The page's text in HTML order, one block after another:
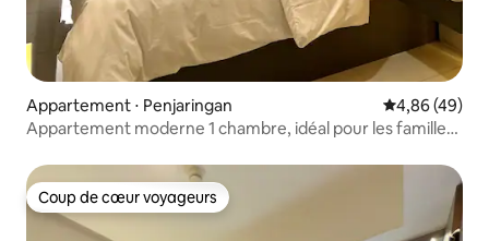
Appartement ⋅ Penjaringan Évaluation
4,86 (49)
Appartement moderne 1 chambre, idéal pour les familles,
Coup de cœur voyageurs
Coup de cœur voyageurs